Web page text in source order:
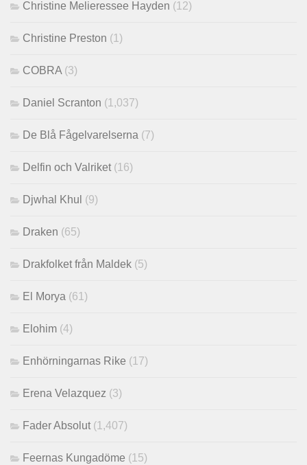
Christine Melieressee Hayden (12)
Christine Preston (1)
COBRA (3)
Daniel Scranton (1,037)
De Blå Fågelvarelserna (7)
Delfin och Valriket (16)
Djwhal Khul (9)
Draken (65)
Drakfolket från Maldek (5)
El Morya (61)
Elohim (4)
Enhörningarnas Rike (17)
Erena Velazquez (3)
Fader Absolut (1,407)
Feernas Kungadöme (15)